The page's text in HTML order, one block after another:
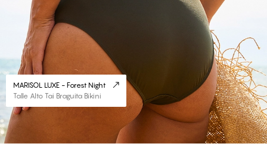
MARISOL LUXE - Forest Night
Talle Alto Tai Braguita Bikini